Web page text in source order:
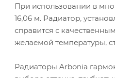
При использовании в
16,06 м. Радиатор,
справится с
желаемой температуры,
Радиаторы Arbonia